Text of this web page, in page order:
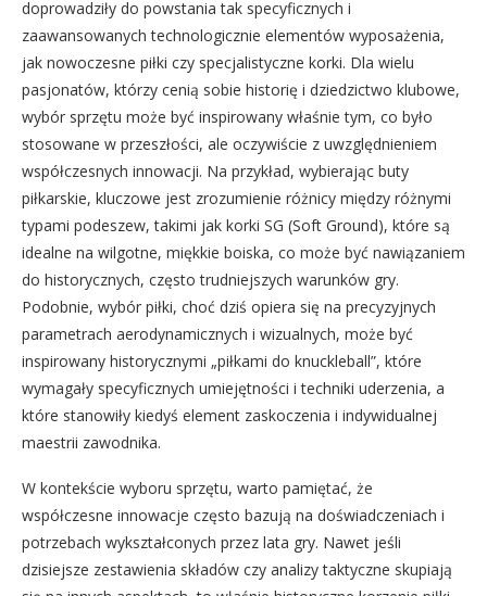
doprowadziły do powstania tak specyficznych i
zaawansowanych technologicznie elementów wyposażenia,
jak nowoczesne piłki czy specjalistyczne korki. Dla wielu
pasjonatów, którzy cenią sobie historię i dziedzictwo klubowe,
wybór sprzętu może być inspirowany właśnie tym, co było
stosowane w przeszłości, ale oczywiście z uwzględnieniem
współczesnych innowacji. Na przykład, wybierając buty
piłkarskie, kluczowe jest zrozumienie różnicy między różnymi
typami podeszew, takimi jak korki SG (Soft Ground), które są
idealne na wilgotne, miękkie boiska, co może być nawiązaniem
do historycznych, często trudniejszych warunków gry.
Podobnie, wybór piłki, choć dziś opiera się na precyzyjnych
parametrach aerodynamicznych i wizualnych, może być
inspirowany historycznymi „piłkami do knuckleball”, które
wymagały specyficznych umiejętności i techniki uderzenia, a
które stanowiły kiedyś element zaskoczenia i indywidualnej
maestrii zawodnika.
W kontekście wyboru sprzętu, warto pamiętać, że
współczesne innowacje często bazują na doświadczeniach i
potrzebach wykształconych przez lata gry. Nawet jeśli
dzisiejsze zestawienia składów czy analizy taktyczne skupiają